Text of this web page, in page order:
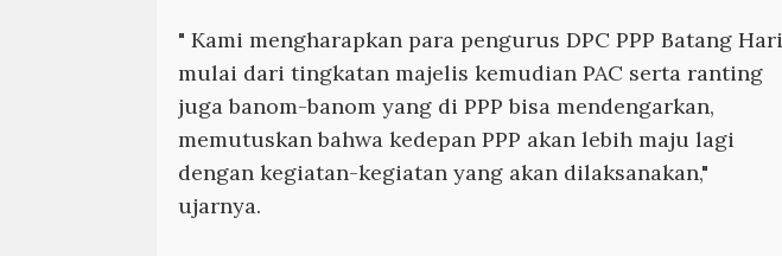
" Kami mengharapkan para pengurus DPC PPP Batang Hari
mulai dari tingkatan majelis kemudian PAC serta ranting
juga banom-banom yang di PPP bisa mendengarkan,
memutuskan bahwa kedepan PPP akan lebih maju lagi
dengan kegiatan-kegiatan yang akan dilaksanakan,"
ujarnya.